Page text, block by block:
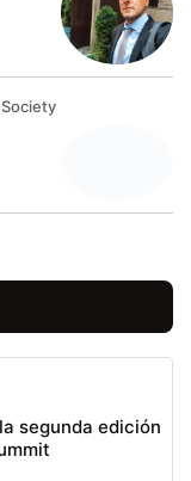
segunda edición